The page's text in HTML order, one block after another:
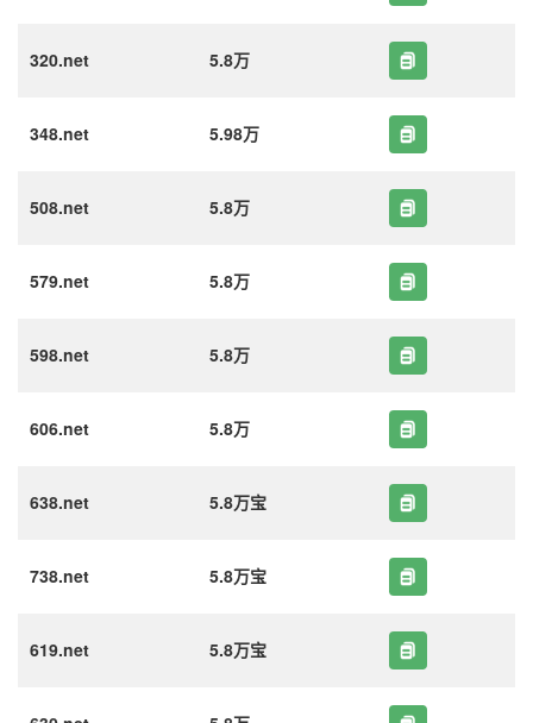
320.net 5.8万
348.net 5.98万
508.net 5.8万
579.net 5.8万
598.net 5.8万
606.net 5.8万
638.net 5.8万宝
738.net 5.8万宝
619.net 5.8万宝